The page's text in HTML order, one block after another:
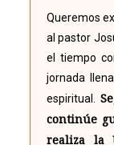
Queremos
al pastor
el tiempo
jornada
espiritual.
continúe
realiza la